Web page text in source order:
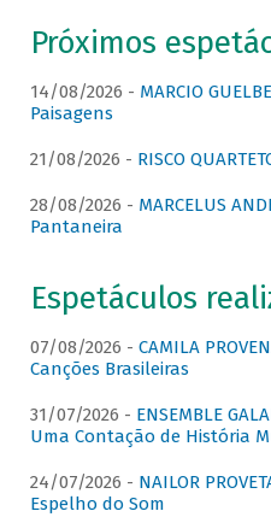
Próximos
14/08/2026 - MARCIO
Paisagens
21/08/2026 - RISCO
28/08/2026 - MARCELUS
Pantaneira
Espetáculos
07/08/2026 - CAMILA
Canções Brasileiras
31/07/2026 - ENSEMBLE
Uma Contação de História
24/07/2026 - NAILOR
Espelho do Som